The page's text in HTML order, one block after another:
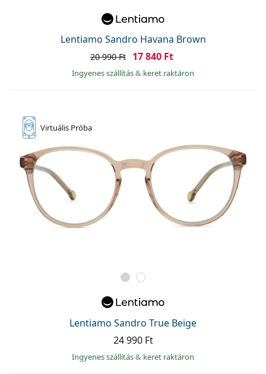
Lentiamo Sandro Havana Brown
20 990 Ft 17 840 Ft
Ingyenes szállítás& keret raktáron
Virtuális Próba
Lentiamo Sandro True Beige
24 990 Ft
Ingyenes szállítás& keret raktáron